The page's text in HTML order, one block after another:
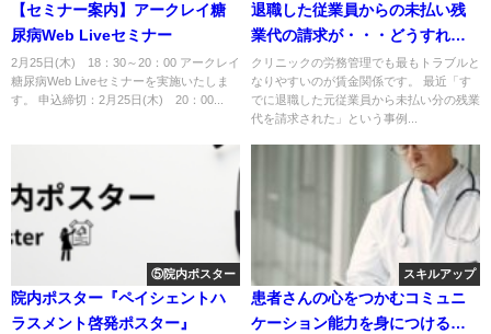
【セミナー案内】アークレイ糖
尿病Web Liveセミナー
2月25日(木) 18：30～20：00 アークレイ
糖尿病Web Liveセミナーを実施いたしま
す。 申込締切：2月25日(木) 20：00...
退職した従業員からの未払い残
業代の請求が・・・どうすれば
いい？
クリニックの労務管理でも最もトラブルと
なりやすいのが賃金関係です。 最近「す
でに退職した元従業員から未払い分の残業
代を請求された」という事例...
⑤院内ポスター
院内ポスター『ペイシェントハ
ラスメント啓発ポスター』
スキルアップ
患者さんの心をつかむコミュニ
ケーション能力を身につける方